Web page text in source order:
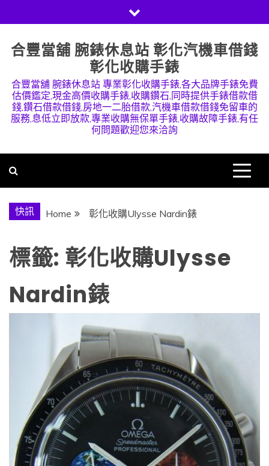
to
content
合豐當舖 腕錶休息站 彰化汽機車借錢
彰化收購手錶
合豐當舖 腕錶休息站 專業彰化收購手錶,各大品牌手錶免費
估價鑑定,現金高價收購手錶,收購鑽石,同時提供手錶借款借
錢,鑽石借款借錢,房地一二胎借款,汽機車借款借錢免留車的
服務,息低立即放款,專業收購無保單手錶,收購故障手錶,有任
何問題歡迎您來洽詢
快訊 Home 彰化收購Ulysse Nardin錶
標籤: 彰化收購Ulysse
Nardin錶